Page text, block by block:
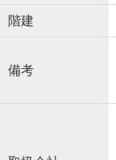
階建
備考